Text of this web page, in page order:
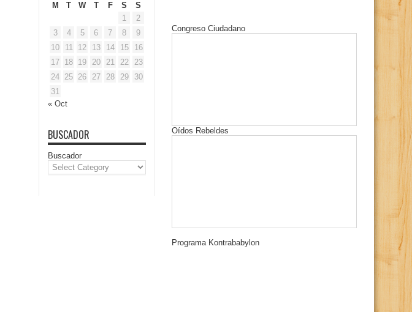
M
T W T F S
S
1
2
3
4 5 6 7 8
9
10
11 12 13 14 15
16
17 18 19 20 21 22
23
24 25 26 27 28 29
30
31
« Oct
BUSCADOR
Buscador
Congreso Ciudadano
Oídos Rebeldes
Programa Kontrababylon